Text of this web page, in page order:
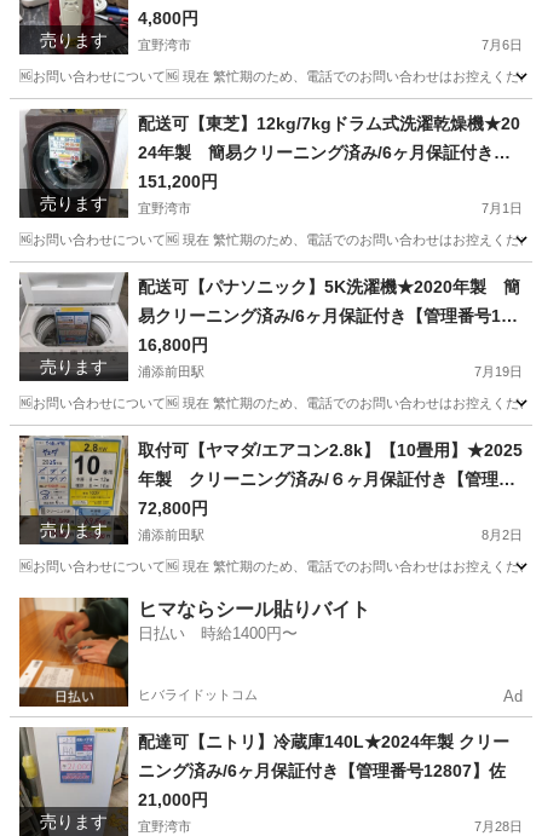
売ります
4,800円
宜野湾市 7月6日
🆖お問い合わせについて🆖 現在 繁忙期のため、電話でのお問い合わせはお控えくだ
沖縄 宜野湾市 生活家電
売ります
配送可【東芝】12kg/7kgドラム式洗濯乾燥機★20
24年製 簡易クリーニング済み/6ヶ月保証付き
【管理番号10107】佐
151,200円
宜野湾市 7月1日
🆖お問い合わせについて🆖 現在 繁忙期のため、電話でのお問い合わせはお控えくだ
沖縄 宜野湾市 生活家電
売ります
配送可【パナソニック】5K洗濯機★2020年製 簡
易クリーニング済み/6ヶ月保証付き【管理番号119
07】佐
16,800円
浦添前田駅 7月19日
🆖お問い合わせについて🆖 現在 繁忙期のため、電話でのお問い合わせはお控えくだ
沖縄 浦添市 浦添前田駅 生活家電 パナソニック
売ります
取付可【ヤマダ/エアコン2.8k】【10畳用】★2025
年製 クリーニング済み/６ヶ月保証付き【管理番
号10208】Y-28-0715 比
72,800円
浦添前田駅 8月2日
🆖お問い合わせについて🆖 現在 繁忙期のため、電話でのお問い合わせはお控えくだ
沖縄 浦添市 浦添前田駅 季節、空調家電
ヒマならシール貼りバイト
日払い 時給1400円〜
ヒバライドットコム Ad
売ります
配達可【ニトリ】冷蔵庫140L★2024年製 クリー
ニング済み/6ヶ月保証付き【管理番号12807】佐
21,000円
宜野湾市 7月28日